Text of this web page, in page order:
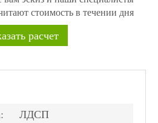
стоимость в течении дня
расчет
ЛДСП